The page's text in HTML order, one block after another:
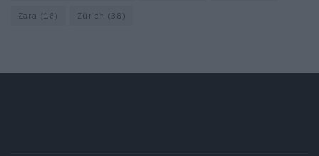
Zara (18) Zürich (38)